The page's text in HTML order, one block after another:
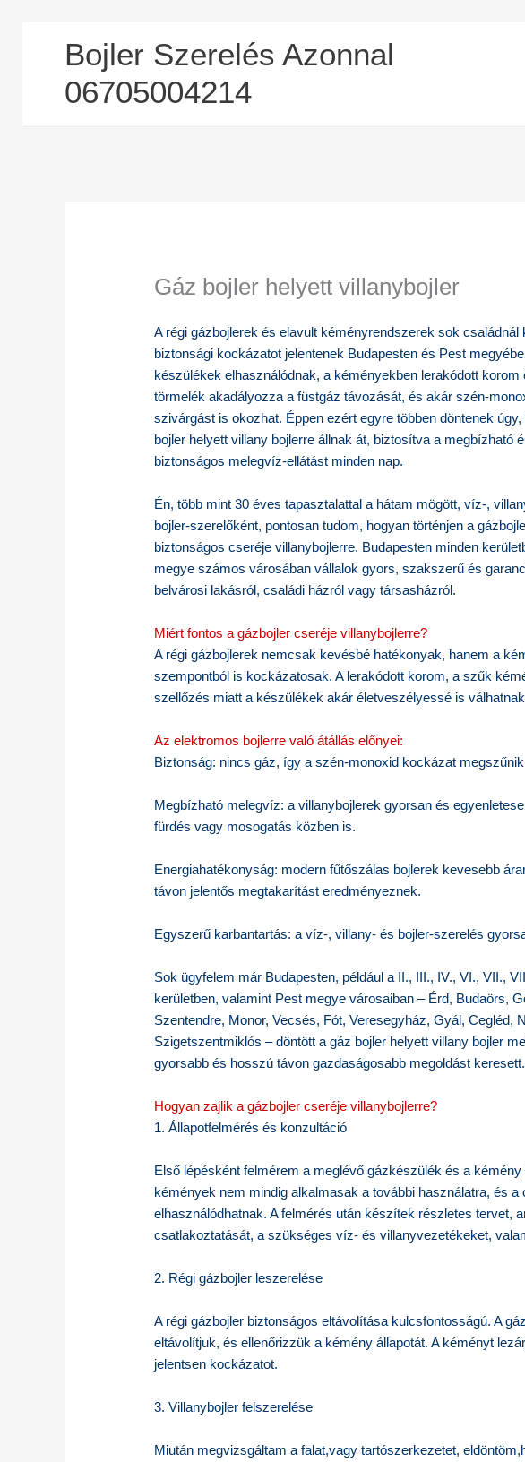
Bojler Szerelés Azonnal
06705004214
Gáz bojler helyett villanybojler
A régi gázbojlerek és elavult kéményrendszerek sok családnál
biztonsági kockázatot jelentenek Budapesten és Pest
készülékek elhasználódnak, a kéményekben lerakódott korom
törmelék akadályozza a füstgáz távozását, és akár szén-
szivárgást is okozhat. Éppen ezért egyre többen döntenek úgy,
bojler helyett villany bojlerre állnak át, biztosítva a megbízható
biztonságos melegvíz-ellátást minden nap.
Én, több mint 30 éves tapasztalattal a hátam mögött, víz-,
bojler-szerelőként, pontosan tudom, hogyan történjen a
biztonságos cseréje villanybojlerre. Budapesten minden
megye számos városában vállalok gyors, szakszerű és
belvárosi lakásról, családi házról vagy társasházról.
Miért fontos a gázbojler cseréje villanybojlerre?
A régi gázbojlerek nemcsak kevésbé hatékonyak, hanem a
szempontból is kockázatosak. A lerakódott korom, a szűk
szellőzés miatt a készülékek akár életveszélyessé is
Az elektromos bojlerre való átállás előnyei:
Biztonság: nincs gáz, így a szén-monoxid kockázat
Megbízható melegvíz: a villanybojlerek gyorsan és
fürdés vagy mosogatás közben is.
Energiahatékonyság: modern fűtőszálas bojlerek kevesebb
távon jelentős megtakarítást eredményeznek.
Egyszerű karbantartás: a víz-, villany- és bojler-szerelés
Sok ügyfelem már Budapesten, például a II., III., IV., VI., VII.,
kerületben, valamint Pest megye városaiban – Érd, Budaörs,
Szentendre, Monor, Vecsés, Fót, Veresegyház, Gyál, Cegléd,
Szigetszentmiklós – döntött a gáz bojler helyett villany bojler
gyorsabb és hosszú távon gazdaságosabb megoldást keresett.
Hogyan zajlik a gázbojler cseréje villanybojlerre?
1. Állapotfelmérés és konzultáció
Első lépésként felmérem a meglévő gázkészülék és a
kémények nem mindig alkalmasak a további használatra, és
elhasználódhatnak. A felmérés után készítek részletes tervet,
csatlakoztatását, a szükséges víz- és villanyvezetékeket,
2. Régi gázbojler leszerelése
A régi gázbojler biztonságos eltávolítása kulcsfontosságú. A
eltávolítjuk, és ellenőrizzük a kémény állapotát. A kéményt
jelentsen kockázatot.
3. Villanybojler felszerelése
Miután megvizsgáltam a falat,vagy tartószerkezetet,